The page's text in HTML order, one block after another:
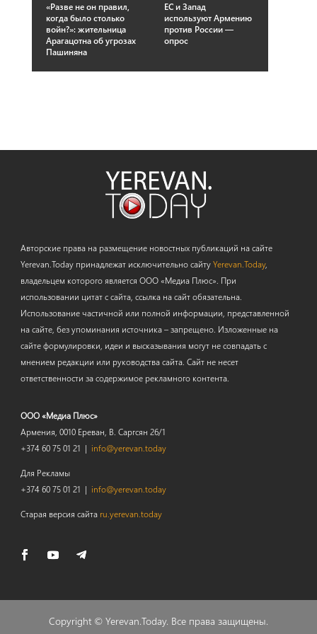
«Разве не он правил,
когда было столько
войн?»: жительница
Арагацотна об угрозах
Пашиняна
ЕС и Запад
используют Армению
против России —
опрос
Авторские права на размещение новостных публикаций на сайте
Yerevan.Today принадлежат исключительно сайтуYerevan.Today,
владельцем которого является ООО «Медиа Плюс». При
использовании цитат с сайта, ссылка на сайт обязательна.
Использование частичной или полной информации, представленной
на сайте, без упоминания источника – запрещено. Изложенные на
сайте формулировки, идеи и высказывания могут не совпадать с
мнением редакции или руководства сайта. Сайт не несет
ответственности за содержимое рекламного контента.
ООО «Медиа Плюс»
Армения, 0010 Ереван, В. Саргсян 26/1
+374 60 75 01 21 | info@yerevan.today
Для Рекламы
+374 60 75 01 21 | info@yerevan.today
Старая версия сайта ru.yerevan.today
Copyright © Yerevan.Today. Все права защищены.